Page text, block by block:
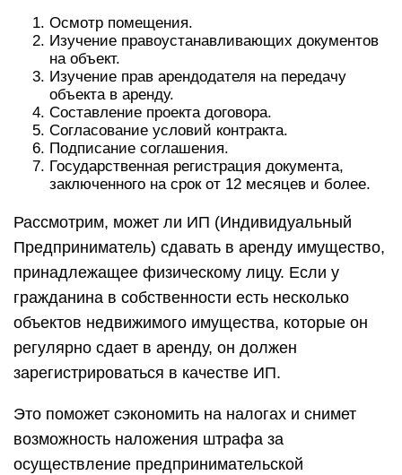
Осмотр помещения.
Изучение правоустанавливающих документов
на объект.
Изучение прав арендодателя на передачу
объекта в аренду.
Составление проекта договора.
Согласование условий контракта.
Подписание соглашения.
Государственная регистрация документа,
заключенного на срок от 12 месяцев и более.
Рассмотрим, может ли ИП (Индивидуальный
Предприниматель) сдавать в аренду имущество,
принадлежащее физическому лицу. Если у
гражданина в собственности есть несколько
объектов недвижимого имущества, которые он
регулярно сдает в аренду, он должен
зарегистрироваться в качестве ИП.
Это поможет сэкономить на налогах и снимет
возможность наложения штрафа за
осуществление предпринимательской